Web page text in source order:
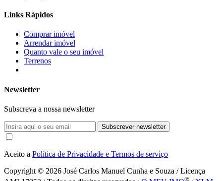
Links Rápidos
Comprar imóvel
Arrendar imóvel
Quanto vale o seu imóvel
Terrenos
Newsletter
Subscreva a nossa newsletter
Subscrever newsletter
Aceito a Política de Privacidade e Termos de serviço
Copyright © 2026 José Carlos Manuel Cunha e Souza / Licença
®